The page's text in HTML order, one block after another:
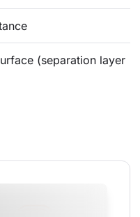
(separation layer